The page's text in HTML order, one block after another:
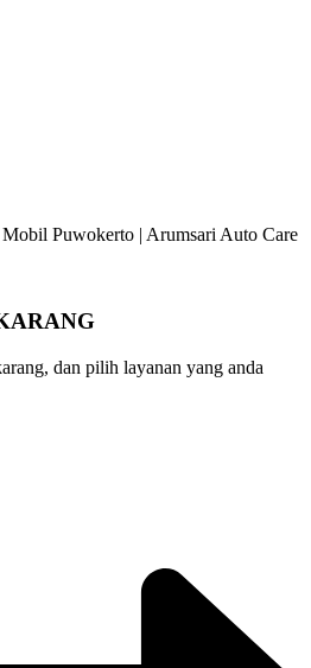
Puwokerto | Arumsari Auto Care
dan pilih layanan yang anda